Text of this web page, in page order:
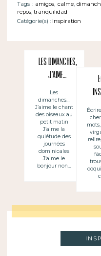
Tags : amigos, calme,
repos, tranquilidad
Catégorie(s) : Inspiration
Les dimanches,
j’aime…
Les
dimanches…
J’aime le chant
des oiseaux au
petit matin
J’aime la
quiétude des
journées
dominicales
J’aime le
bonjour non…